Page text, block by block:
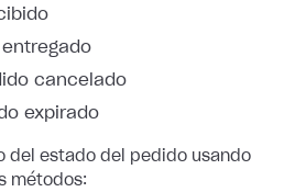
cancelado
expirado
del estado del pedido usando
métodos: